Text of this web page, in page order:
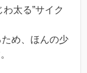
太る”サイク
め、ほんの少